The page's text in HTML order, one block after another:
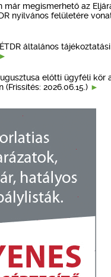
már megismerhető az
nyilvános felületére
általános
előtti ügyféli kör
2026.06.15.)